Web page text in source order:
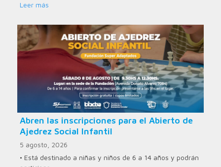
Leer más
Abren las inscripciones para el Abierto de
Ajedrez Social Infantil
5 agosto, 2026
• Está destinado a niñas y niños de 6 a 14 años y podrán